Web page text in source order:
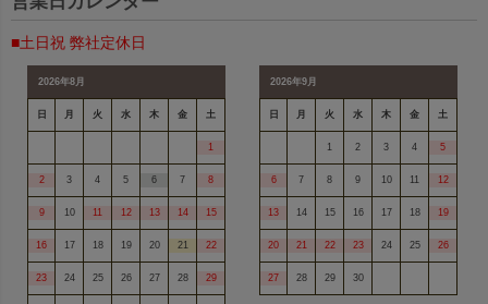
■土日祝 弊社定休日
2026年8月
日 月 火 水 木 金 土
1
2 3 4 5 6 7 8
9 10 11 12 13 14 15
16 17 18 19 20 21 22
23 24 25 26 27 28 29
2026年9月
日 月 火 水 木 金 土
1 2 3 4 5
6 7 8 9 10 11 12
13 14 15 16 17 18 19
20 21 22 23 24 25 26
27 28 29 30